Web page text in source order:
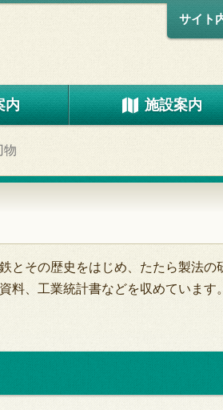
サイト
内 施設案内
物
とその歴史をはじめ、たたら製法の
料、工業統計書などを収めています。